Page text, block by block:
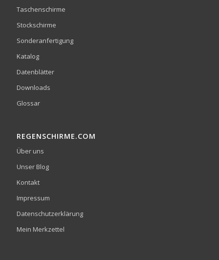
Taschenschirme
Stockschirme
Sonderanfertigung
Katalog
Datenblätter
Downloads
Glossar
REGENSCHIRME.COM
Über uns
Unser Blog
Kontakt
Impressum
Datenschutzerklärung
Mein Merkzettel